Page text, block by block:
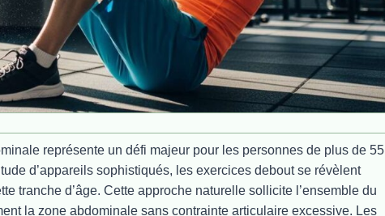
représente un défi majeur pour les personnes de plus de 55
d’appareils sophistiqués, les exercices debout se révèlent
tranche d’âge. Cette approche naturelle sollicite l’ensemble du
la zone abdominale sans contrainte articulaire excessive. Les